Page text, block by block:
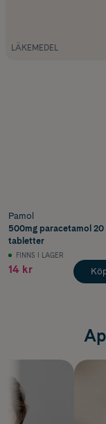
LÄKEMEDEL
Pamol
500mg paracetamol 20
tabletter
FINNS I LAGER
14 kr